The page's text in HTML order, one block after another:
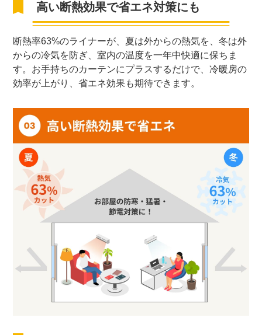
高い断熱効果で省エネ対策にも
断熱率63%のライナーが、夏は外からの熱気を、冬は外
からの冷気を防ぎ、室内の温度を一年中快適に保ちま
す。お手持ちのカーテンにプラスするだけで、冷暖房の
効率が上がり、省エネ効果も期待できます。